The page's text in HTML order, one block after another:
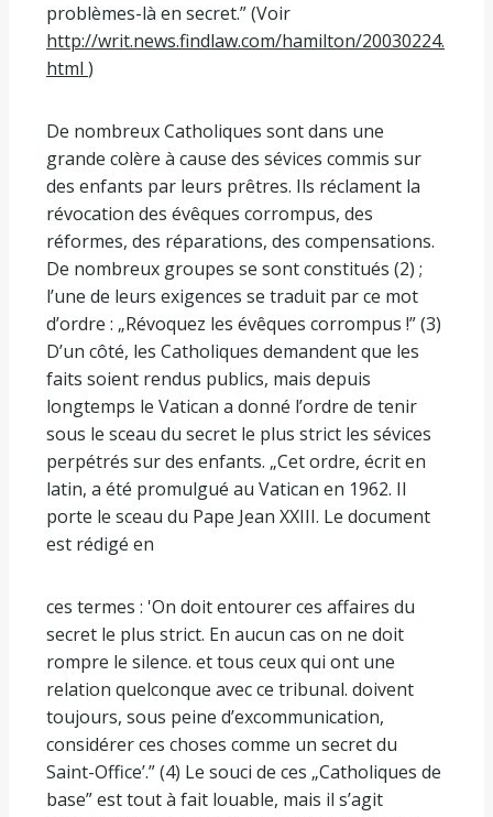
problèmes-là en secret.” (Voir
http://writ.news.findlaw.com/hamilton/20030224.
html )
De nombreux Catholiques sont dans une
grande colère à cause des sévices commis sur
des enfants par leurs prêtres. Ils réclament la
révocation des évêques corrompus, des
réformes, des réparations, des compensations.
De nombreux groupes se sont constitués (2) ;
l’une de leurs exigences se traduit par ce mot
d’ordre : „Révoquez les évêques corrompus !” (3)
D’un côté, les Catholiques demandent que les
faits soient rendus publics, mais depuis
longtemps le Vatican a donné l’ordre de tenir
sous le sceau du secret le plus strict les sévices
perpétrés sur des enfants. „Cet ordre, écrit en
latin, a été promulgué au Vatican en 1962. Il
porte le sceau du Pape Jean XXIII. Le document
est rédigé en
ces termes : 'On doit entourer ces affaires du
secret le plus strict. En aucun cas on ne doit
rompre le silence. et tous ceux qui ont une
relation quelconque avec ce tribunal. doivent
toujours, sous peine d’excommunication,
considérer ces choses comme un secret du
Saint-Office’.” (4) Le souci de ces „Catholiques de
base” est tout à fait louable, mais il s’agit